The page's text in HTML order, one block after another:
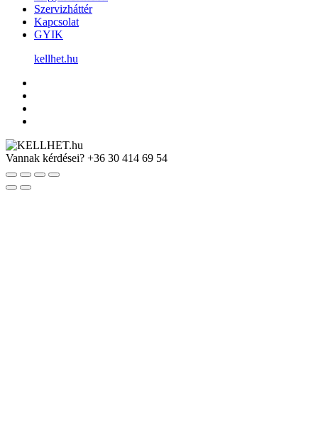
Szervizháttér
Kapcsolat
GYIK
kellhet.hu
Vannak kérdései? +36 30 414 69 54